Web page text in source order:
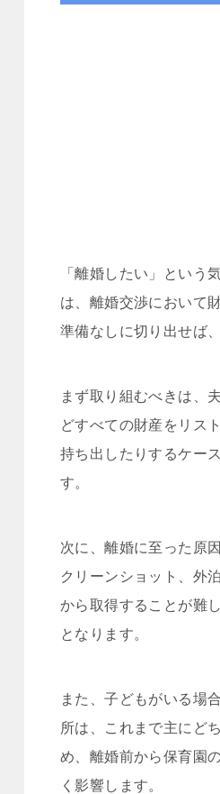
「離婚したい」という
は、離婚交渉において
準備なしに切り出せば
まず取り組むべきは、
どすべての財産をリス
持ち出したりするケー
す。
次に、離婚に至った原
クリーンショット、外
から取得することが難
となります。
また、子どもがいる場
所は、これまで主にど
め、離婚前から保育園
く影響します。